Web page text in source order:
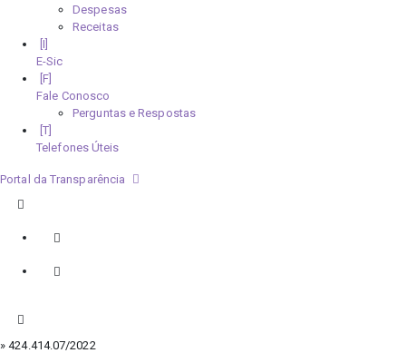
Despesas
Receitas
E-Sic
Fale Conosco
Perguntas e Respostas
Telefones Úteis
Portal da Transparência
» 424.414.07/2022